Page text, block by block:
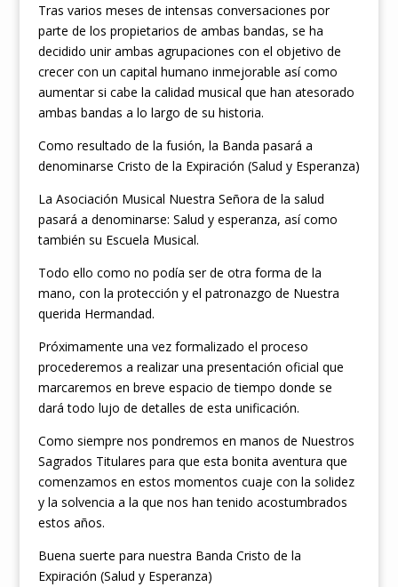
Tras varios meses de intensas conversaciones por
parte de los propietarios de ambas bandas, se ha
decidido unir ambas agrupaciones con el objetivo de
crecer con un capital humano inmejorable así como
aumentar si cabe la calidad musical que han atesorado
ambas bandas a lo largo de su historia.
Como resultado de la fusión, la Banda pasará a
denominarse Cristo de la Expiración (Salud y Esperanza)
La Asociación Musical Nuestra Señora de la salud
pasará a denominarse: Salud y esperanza, así como
también su Escuela Musical.
Todo ello como no podía ser de otra forma de la
mano, con la protección y el patronazgo de Nuestra
querida Hermandad.
Próximamente una vez formalizado el proceso
procederemos a realizar una presentación oficial que
marcaremos en breve espacio de tiempo donde se
dará todo lujo de detalles de esta unificación.
Como siempre nos pondremos en manos de Nuestros
Sagrados Titulares para que esta bonita aventura que
comenzamos en estos momentos cuaje con la solidez
y la solvencia a la que nos han tenido acostumbrados
estos años.
Buena suerte para nuestra Banda Cristo de la
Expiración (Salud y Esperanza)